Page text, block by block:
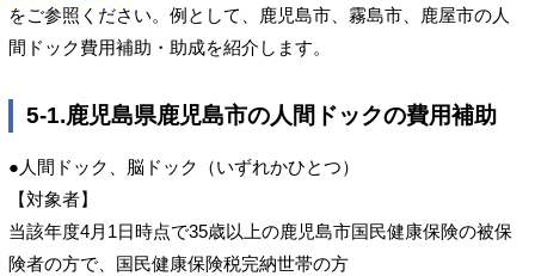
をご参照ください。例として、鹿児島市、霧島市、鹿屋市の人
間ドック費用補助・助成を紹介します。
5-1.鹿児島県鹿児島市の人間ドックの費用補助
●人間ドック、脳ドック（いずれかひとつ）
【対象者】
当該年度4月1日時点で35歳以上の鹿児島市国民健康保険の被保
険者の方で、国民健康保険税完納世帯の方